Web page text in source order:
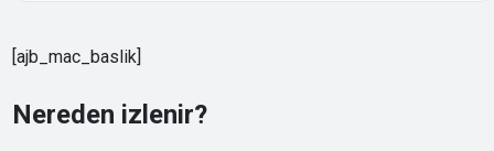
[ajb_mac_baslik]
Nereden izlenir?